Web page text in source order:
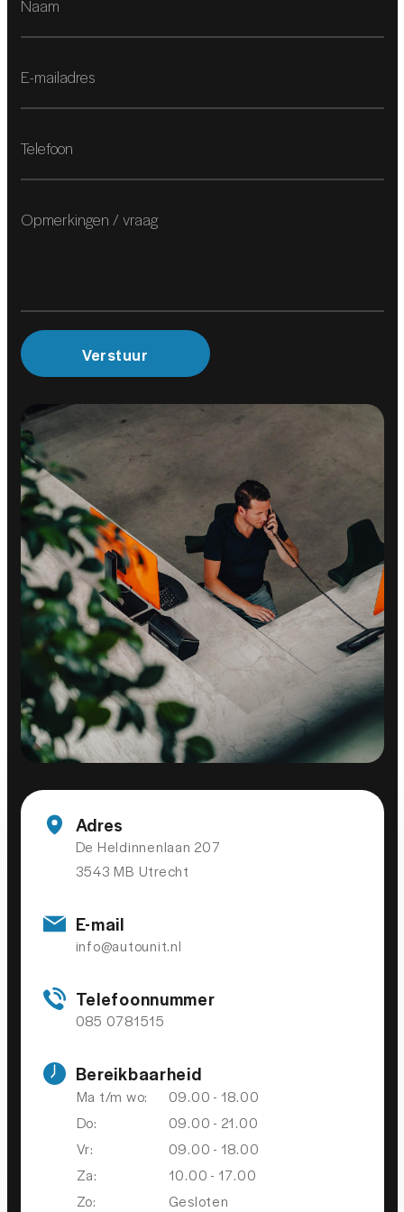
INTERIEUR
Cruise control adaptief met stop&go
Voorstoelen verwarmd
Airco separaat achter
Aluminium interieur afwerking
Armsteun achter
Armsteun voor
Binnenspiegel automatisch dimmend
Boordcomputer
Cruise control
Elektrische ramen achter
Elektrische ramen voor
Elektrisch verstelbare passagiersstoel
Keyless start
Regensensor
Stuurbekrachtiging
Achteruitrijcamera
Dodehoek detector
Airbag(s) hoofd voor
Airbag(s) side voor
Airbag passagier
Alarmsysteem
Verstuur
Adres
De Heldinnenlaan 207
3543 MB Utrecht
E-mail
info@autounit.nl
Telefoonnummer
085 0781515
Bereikbaarheid
Ma t/m wo:
09.00 - 18.00
Do:
09.00 - 21.00
Vr:
09.00 - 18.00
Za:
10.00 - 17.00
Zo:
Gesloten